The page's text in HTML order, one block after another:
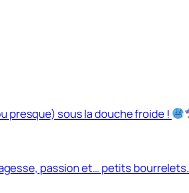
presque) sous la douche froide !
passion et… petits bourrelets.